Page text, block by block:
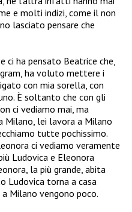
e molti indizi, come il non
lasciato pensare che
ci ha pensato Beatrice che,
ha voluto mettere i
con mia sorella, con
È soltanto che con gli
ci vediamo mai, ma
Milano, lei lavora a Milano
tutte pochissimo.
ci vediamo veramente
Ludovica e Eleonora
la più grande, abita
Ludovica torna a casa
Milano vengono poco.